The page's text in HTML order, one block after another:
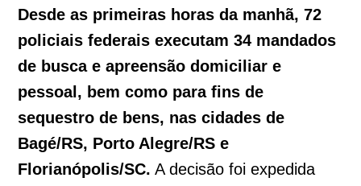
Desde as primeiras horas da manhã, 72
policiais federais executam 34 mandados
de busca e apreensão domiciliar e
pessoal, bem como para fins de
sequestro de bens, nas cidades de
Bagé/RS, Porto Alegre/RS e
Florianópolis/SC. A decisão foi expedida